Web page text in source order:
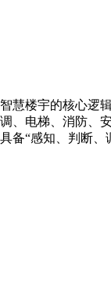
智慧楼宇的核心逻
调、电梯、消防、
具备“感知、判断